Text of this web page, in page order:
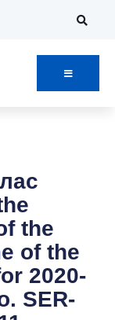
the
of the
2020-
SER-